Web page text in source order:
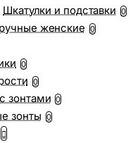
Шкатулки и подставки 0
женские 0
0
0
зонтами 0
зонты 0